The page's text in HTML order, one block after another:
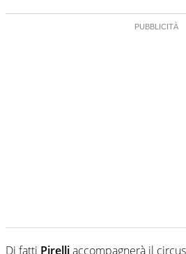
Di fatti Pirelliaccompagnerà il